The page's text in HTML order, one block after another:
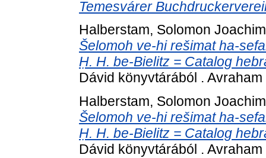
Temesvárer
Halberstam, Solomon Joachim
Šelomoh ve-hi rešimat ha-
Ḥ. H. be-Bielitz = Catalog
Dávid könyvtárából .
Halberstam, Solomon Joachim
Šelomoh ve-hi rešimat ha-
Ḥ. H. be-Bielitz = Catalog
Dávid könyvtárából .